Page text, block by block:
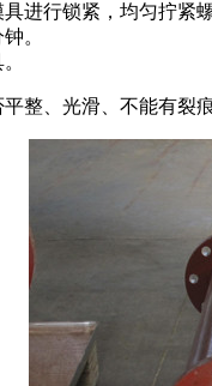
行锁紧，均匀拧紧
。
、光滑、不能有裂